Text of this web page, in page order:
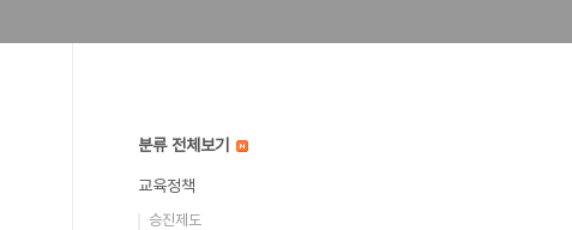
분류 전체보기
교육정책
승진제도